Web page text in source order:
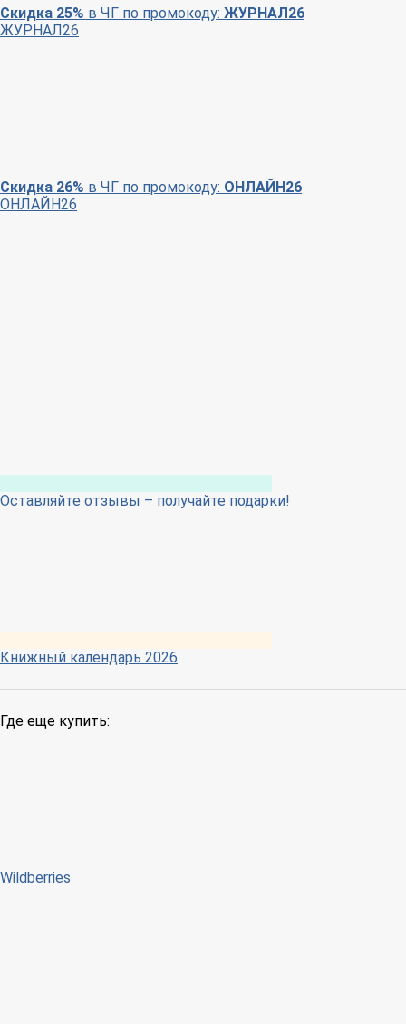
Скидка 25% в ЧГ по промокоду: ЖУРНАЛ26
ЖУРНАЛ26
Скидка 26% в ЧГ по промокоду: ОНЛАЙН26
ОНЛАЙН26
Оставляйте отзывы – получайте подарки!
Книжный календарь 2026
Где еще купить:
Wildberries